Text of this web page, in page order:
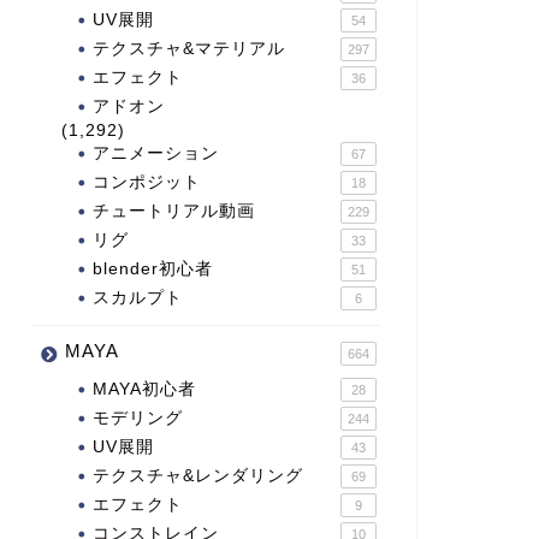
UV展開 54
テクスチャ&マテリアル 297
エフェクト 36
アドオン
(1,292)
アニメーション
67
コンポジット 18
チュートリアル動画 229
リグ 33
blender初心者 51
スカルプト 6
MAYA 664
MAYA初心者 28
モデリング 244
UV展開 43
テクスチャ&レンダリング 69
エフェクト 9
コンストレイン 10